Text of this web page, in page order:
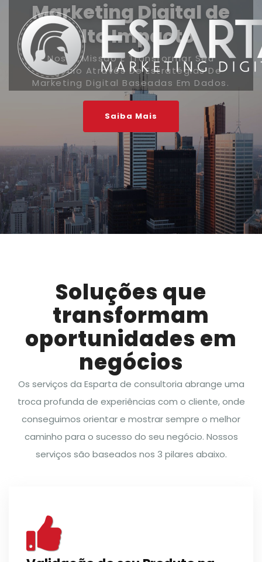
Marketing Digital de
Alto Impacto
Nossa Missão É Transformar Seu
Negócio Através De Estratégias De
Marketing Digital Baseadas Em Dados.
Saiba Mais
Soluções que
transformam
oportunidades em
negócios
Os serviços da Esparta de consultoria abrange uma
troca profunda de experiências com o cliente, onde
conseguimos orientar e mostrar sempre o melhor
caminho para o sucesso do seu negócio. Nossos
serviços são baseados nos 3 pilares abaixo.